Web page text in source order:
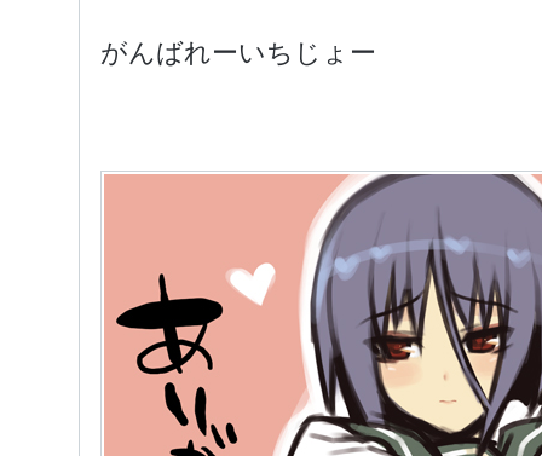
がんばれーいちじょー